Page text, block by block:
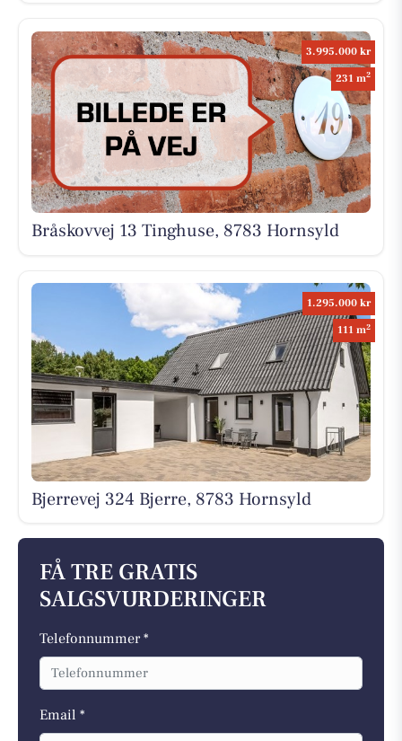
3.995.000 kr
231 m2
Bråskovvej 13 Tinghuse, 8783 Hornsyld
1.295.000 kr
111 m2
Bjerrevej 324 Bjerre, 8783 Hornsyld
FÅ TRE GRATIS
SALGSVURDERINGER
Telefonnummer *
Email *